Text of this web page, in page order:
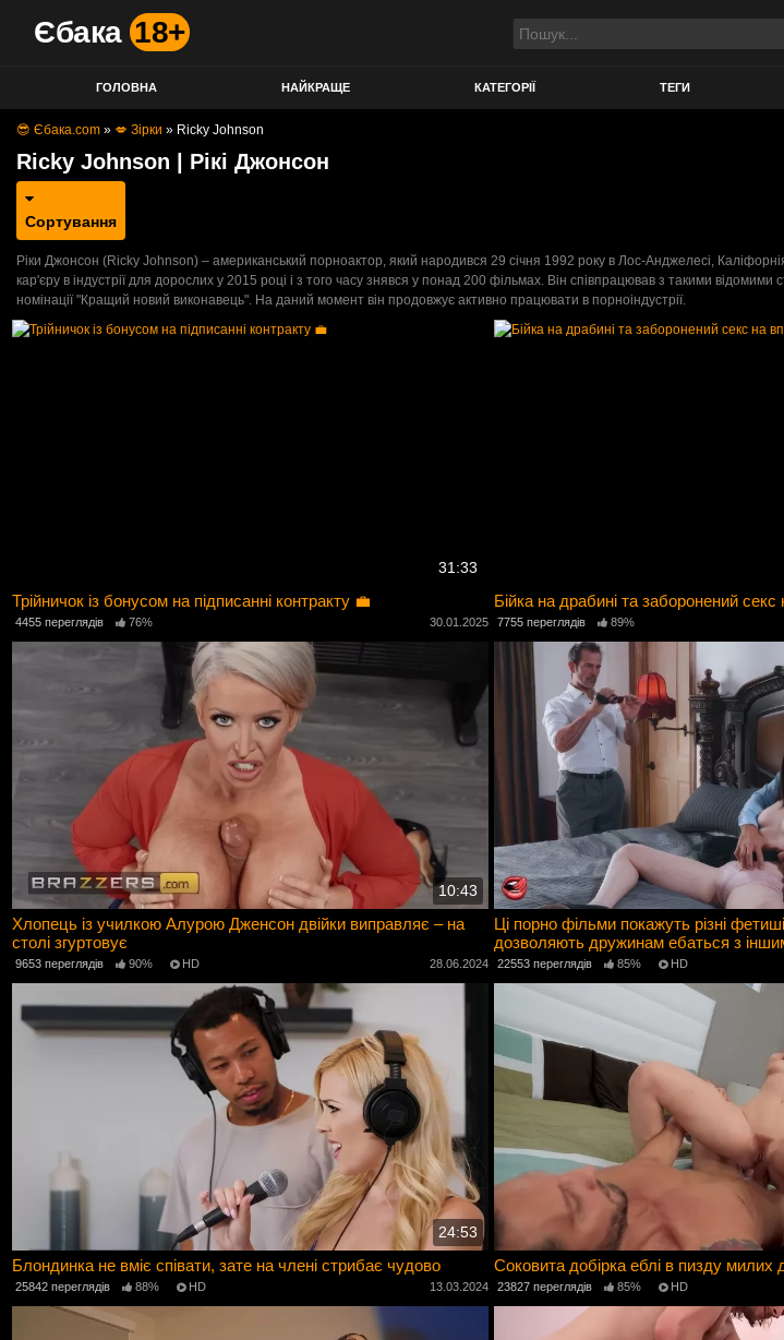
Єбака 18+
ГОЛОВНА НАЙКРАЩЕ КАТЕГОРІЇ ТЕГИ
😎 Єбака.com » 💋 Зірки » Ricky Johnson
Ricky Johnson | Рікі Джонсон
Сортування
Ріки Джонсон (Ricky Johnson) – американський порноактор, який народився 29 січня 1992 року в Лос-Анджелесі,
кар'єру в індустрії для дорослих у 2015 році і з того часу знявся у понад 200 фільмах. Він співпрацював з такими
номінації "Кращий новий виконавець". На даний момент він продовжує активно працювати в порноіндустрії.
31:33
Трійничок із бонусом на підписанні контракту 💼
4455 переглядів 76% 30.01.2025
Бійка на драбині та заборонений секс
7755 переглядів 89%
10:43
Хлопець із училкою Алурою Дженсон двійки виправляє – на
столі згуртовує
9653 переглядів 90% HD 28.06.2024
Ці порно фільми покажуть різні фетиші
дозволяють дружинам ебаться з
22553 переглядів 85% HD
24:53
Блондинка не вміє співати, зате на члені стрибає чудово
25842 переглядів 88% HD 13.03.2024
Соковита добірка еблі в пизду милих
23827 переглядів 85% HD